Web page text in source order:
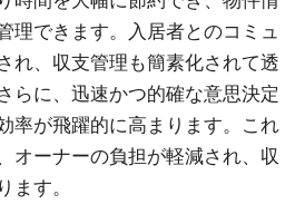
理できます。入居者とのコミュ
れ、収支管理も簡素化されて透
らに、迅速かつ的確な意思決定
率が飛躍的に高まります。これ
オーナーの負担が軽減され、収
ます。